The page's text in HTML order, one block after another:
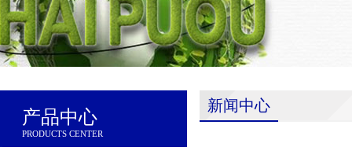
产品中心
PRODUCTS CENTER
新闻中心